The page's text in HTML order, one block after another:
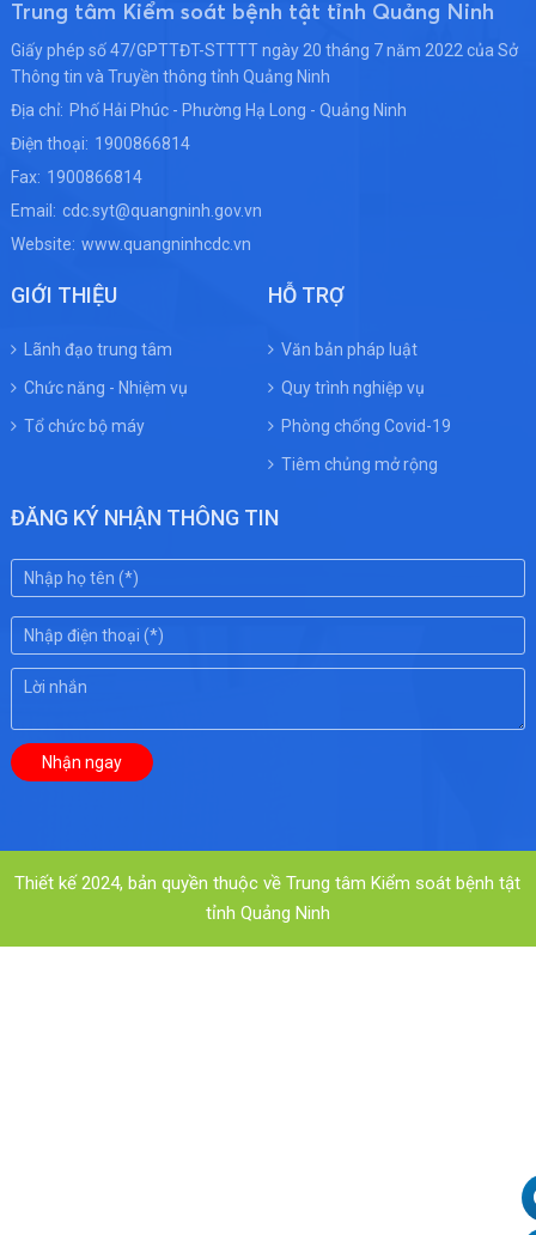
Trung tâm Kiểm soát bệnh tật tỉnh Quảng Ninh
Giấy phép số 47/GPTTĐT-STTTT ngày 20 tháng 7 năm 2022 của Sở
Thông tin và Truyền thông tỉnh Quảng Ninh
Địa chỉ: Phố Hải Phúc - Phường Hạ Long - Quảng Ninh
Điện thoại: 1900866814
Fax: 1900866814
Email: cdc.syt@quangninh.gov.vn
Website: www.quangninhcdc.vn
GIỚI THIỆU
Lãnh đạo trung tâm
Chức năng - Nhiệm vụ
Tổ chức bộ máy
HỖ TRỢ
Văn bản pháp luật
Quy trình nghiệp vụ
Phòng chống Covid-19
Tiêm chủng mở rộng
ĐĂNG KÝ NHẬN THÔNG TIN
Thiết kế 2024, bản quyền thuộc về Trung tâm Kiểm soát bệnh tật
tỉnh Quảng Ninh